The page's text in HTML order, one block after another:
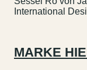
International
MARKE